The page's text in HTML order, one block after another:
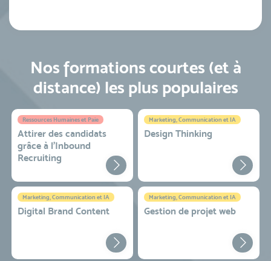
Nos formations courtes (et à
distance) les plus populaires
Ressources Humaines et Paie
Attirer des candidats
grâce à l’Inbound
Recruiting
Marketing, Communication et IA
Design Thinking
Marketing, Communication et IA
Digital Brand Content
Marketing, Communication et IA
Gestion de projet web